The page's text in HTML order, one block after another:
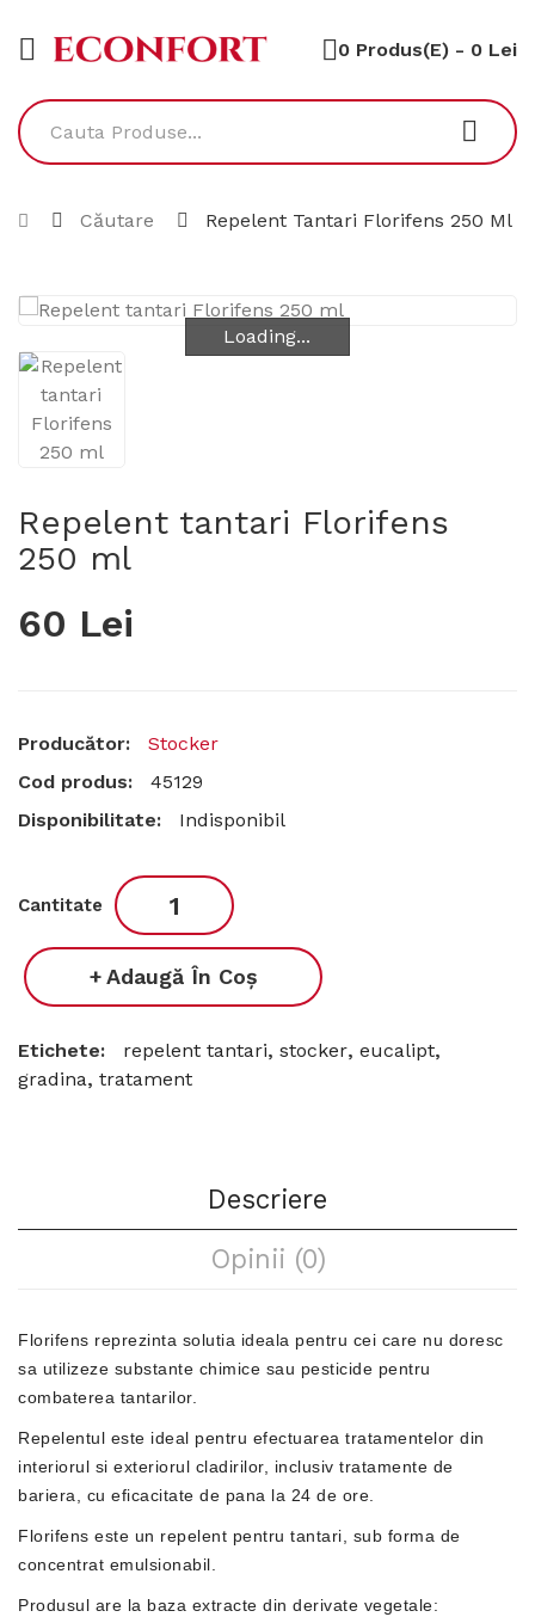
0 Produs(e) - 0 Lei
Căutare Repelent Tantari Florifens 250 Ml
Loading...
Loading...
Repelent tantari Florifens
250 ml
60 Lei
Producător:
Stocker
Cod produs:
45129
Disponibilitate:
Indisponibil
Cantitate
Adaugă În Coş
Etichete: repelent tantari, stocker, eucalipt,
gradina, tratament
Descriere
Opinii (0)
Florifens reprezinta solutia ideala pentru cei care nu doresc
sa utilizeze substante chimice sau pesticide pentru
combaterea tantarilor.
Repelentul este ideal pentru efectuarea tratamentelor din
interiorul si exteriorul cladirilor, inclusiv tratamente de
bariera, cu eficacitate de pana la 24 de ore.
Florifens este un repelent pentru tantari, sub forma de
concentrat emulsionabil.
Produsul are la baza extracte din derivate vegetale: